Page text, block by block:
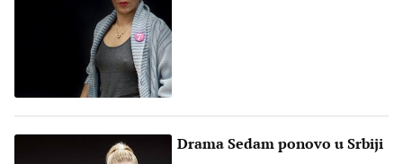
Drama Sedam ponovo u Srbiji